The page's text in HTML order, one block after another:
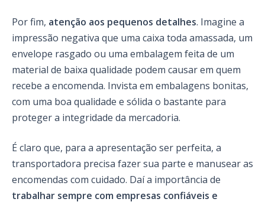
Por fim, atenção aos pequenos detalhes. Imagine a
impressão negativa que uma caixa toda amassada, um
envelope rasgado ou uma embalagem feita de um
material de baixa qualidade podem causar em quem
recebe a encomenda. Invista em embalagens bonitas,
com uma boa qualidade e sólida o bastante para
proteger a integridade da mercadoria.
É claro que, para a apresentação ser perfeita, a
transportadora precisa fazer sua parte e manusear as
encomendas com cuidado. Daí a importância de
trabalhar sempre com empresas confiáveis e